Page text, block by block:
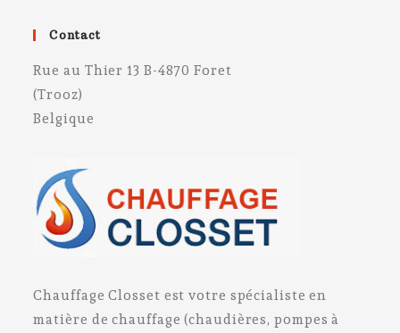
Contact
Rue au Thier 13 B-4870 Foret
(Trooz)
Belgique
Chauffage Closset est votre spécialiste en
matière de chauffage (chaudières, pompes à